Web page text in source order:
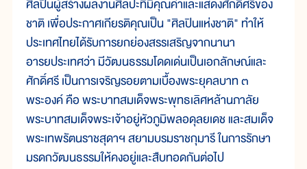
ศิลปินผู้สร้างผลงานศิลปะที่มีคุณค่าและแสดงศักดิ์ศรีของ
ชาติ เพื่อประกาศเกียรติคุณเป็น "ศิลปินแห่งชาติ" ทำให้
ประเทศไทยได้รับการยกย่องสรรเสริญจากนานา
อารยประเทศว่า มีวัฒนธรรมโดดเด่นเป็นเอกลักษณ์และ
ศักดิ์ศรี เป็นการเจริญรอยตามเบื้องพระยุคลบาท ๓
พระองค์ คือ พระบาทสมเด็จพระพุทธเลิศหล้านภาลัย
พระบาทสมเด็จพระเจ้าอยู่หัวภูมิพลอดุลยเดช และสมเด็จ
พระเทพรัตนราชสุดาฯ สยามบรมราชกุมารี ในการรักษา
มรดกวัฒนธรรมให้คงอยู่และสืบทอดกันต่อไป